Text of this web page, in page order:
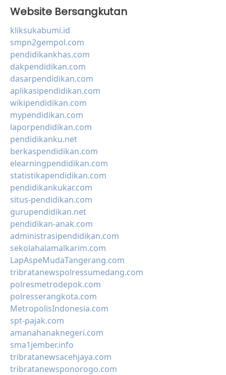
Website Bersangkutan
kliksukabumi.id
smpn2gempol.com
pendidikankhas.com
dakpendidikan.com
dasarpendidikan.com
aplikasipendidikan.com
wikipendidikan.com
mypendidikan.com
laporpendidikan.com
pendidikanku.net
berkaspendidikan.com
elearningpendidikan.com
statistikapendidikan.com
pendidikankukar.com
situs-pendidikan.com
gurupendidikan.net
pendidikan-anak.com
administrasipendidikan.com
sekolahalamalkarim.com
LapAspeMudaTangerang.com
tribratanewspolressumedang.com
polresmetrodepok.com
polresserangkota.com
MetropolisIndonesia.com
spt-pajak.com
amanahanaknegeri.com
sma1jember.info
tribratanewsacehjaya.com
tribratanewsponorogo.com